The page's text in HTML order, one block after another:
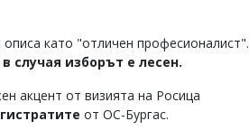
описа като "отличен професионалист".
случая изборът е лесен.
акцент от визията на Росица
от ОС-Бургас.